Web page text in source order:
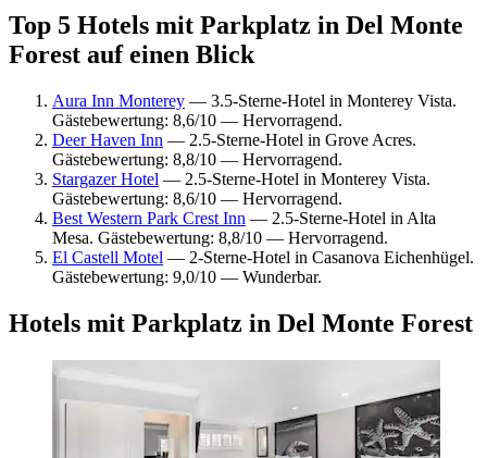
Top 5 Hotels mit Parkplatz in Del Monte
Forest auf einen Blick
Aura Inn Monterey — 3.5-Sterne-Hotel in Monterey Vista.
Gästebewertung: 8,6/10 — Hervorragend.
Deer Haven Inn — 2.5-Sterne-Hotel in Grove Acres.
Gästebewertung: 8,8/10 — Hervorragend.
Stargazer Hotel — 2.5-Sterne-Hotel in Monterey Vista.
Gästebewertung: 8,6/10 — Hervorragend.
Best Western Park Crest Inn — 2.5-Sterne-Hotel in Alta
Mesa. Gästebewertung: 8,8/10 — Hervorragend.
El Castell Motel — 2-Sterne-Hotel in Casanova Eichenhügel.
Gästebewertung: 9,0/10 — Wunderbar.
Hotels mit Parkplatz in Del Monte Forest